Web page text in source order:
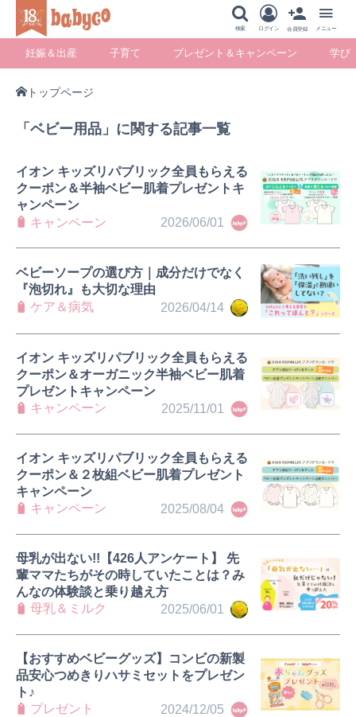
検索 ログイン 会員登録 メニュー
妊娠＆出産 子育て プレゼント＆キャンペーン 学び
トップページ
「ベビー用品」に関する記事一覧
2026/06/01
イオン キッズリパブリック全員もらえる
クーポン＆半袖ベビー肌着プレゼントキ
ャンペーン
キャンペーン
2026/04/14
ベビーソープの選び方｜成分だけでなく
『泡切れ』も大切な理由
ケア＆病気
2025/11/01
イオン キッズリパブリック全員もらえる
クーポン＆オーガニック半袖ベビー肌着
プレゼントキャンペーン
キャンペーン
2025/08/04
イオン キッズリパブリック全員もらえる
クーポン＆２枚組ベビー肌着プレゼント
キャンペーン
キャンペーン
2025/06/01
母乳が出ない!!【426人アンケート】 先
輩ママたちがその時していたことは？み
んなの体験談と乗り越え方
母乳＆ミルク
2024/12/05
【おすすめベビーグッズ】コンビの新製
品安心つめきりハサミセットをプレゼン
ト♪
プレゼント
ャンペーン
暮らし